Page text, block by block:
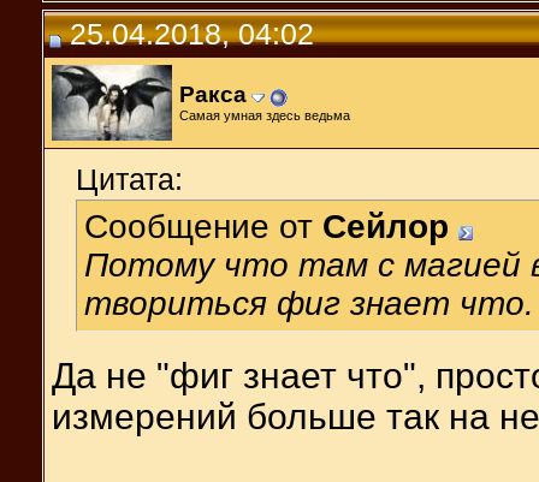
25.04.2018, 04:02
Ракса
Самая умная здесь ведьма
Цитата:
Сообщение от Сейлор
Потому что там с магией
твориться фиг знает что.
Да не "фиг знает что",
измерений больше так на